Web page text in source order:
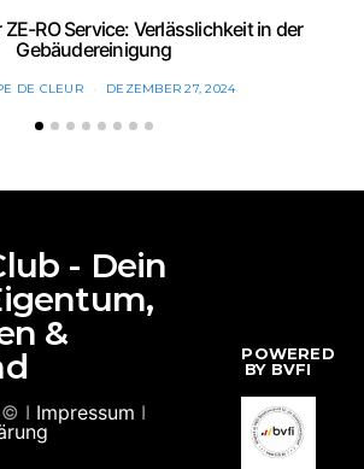
RO Service: Verlässlichkeit in der
Gebäudereinigung
DE CLEUR DEZEMBER 27, 2024
- Dein
&
© I Impressum I
POWERED
BY BVFI